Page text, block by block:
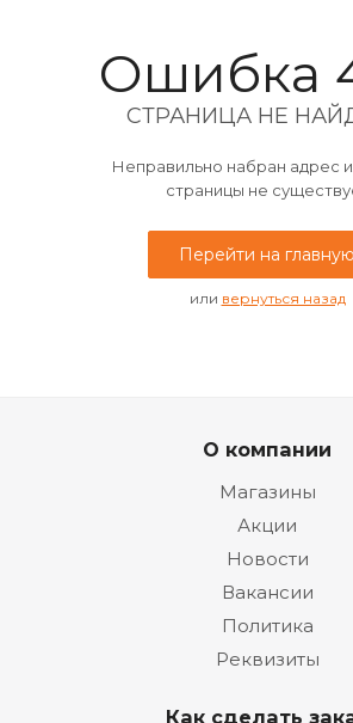
Ошибка
СТРАНИЦА НЕ
Неправильно набран адрес
страницы не
Перейти на главную
или вернуться назад
О компании
Магазины
Акции
Новости
Вакансии
Политика
Реквизиты
Как сделать